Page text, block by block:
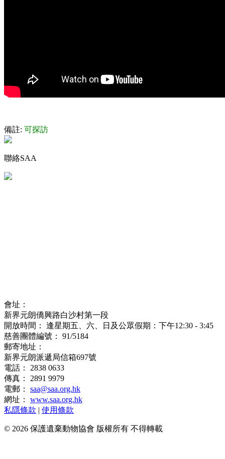
備註: 可探訪
聯絡SAA
會址：
新界元朗僑興路白沙村第一段
開放時間： 逢星期五、六、日及公眾假期：下午12:30 - 3:45
慈善團體編號： 91/5184
郵寄地址：
新界元朗派遞局信箱697號
電話： 2838 0633
傳真： 2891 9979
電郵： saa@saa.org.hk
網址： www.saa.org.hk
私隱條款 | 使用條款
© 2026 保護遺棄動物協會 版權所有 不得轉載